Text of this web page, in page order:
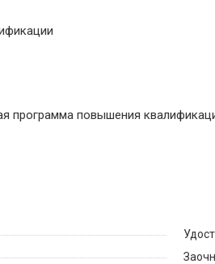
программа повышения